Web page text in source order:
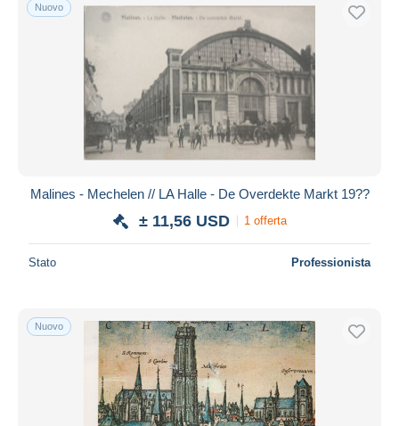
Nuovo
Malines - Mechelen // LA Halle - De Overdekte Markt 19??
± 11,56 USD 1 offerta
Stato Professionista
Nuovo